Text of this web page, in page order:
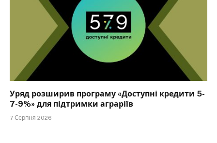
Уряд розширив програму «Доступні кредити 5-
7-9%» для підтримки аграріїв
7 Серпня 2026